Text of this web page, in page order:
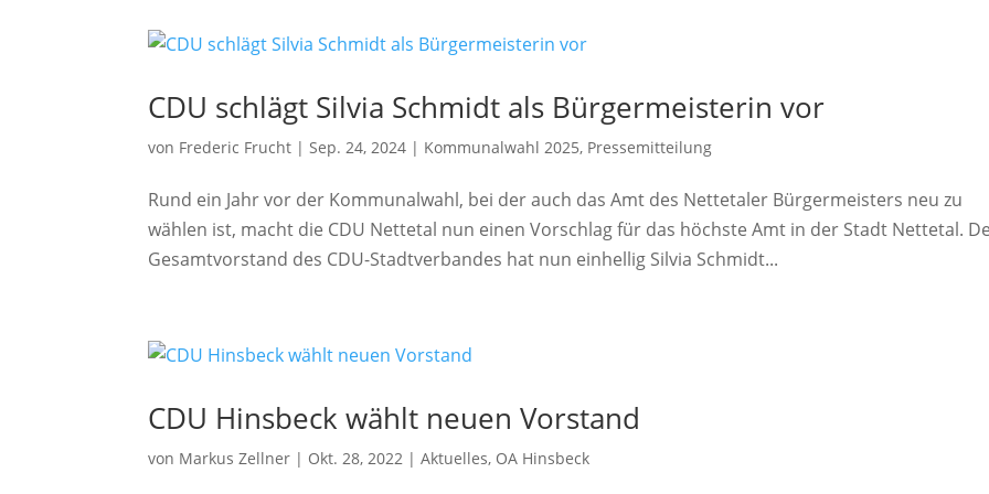
CDU schlägt Silvia Schmidt als Bürgermeisterin vor
von Frederic Frucht |Sep. 24, 2024 | Kommunalwahl 2025, Pressemitteilung
Rund ein Jahr vor der Kommunalwahl, bei der auch das Amt des Nettetaler Bürgermeisters neu zu
wählen ist, macht die CDU Nettetal nun einen Vorschlag für das höchste Amt in der Stadt Nettetal.
Gesamtvorstand des CDU-Stadtverbandes hat nun einhellig Silvia Schmidt...
CDU Hinsbeck wählt neuen Vorstand
von Markus Zellner | Okt. 28, 2022 |Aktuelles, OA Hinsbeck